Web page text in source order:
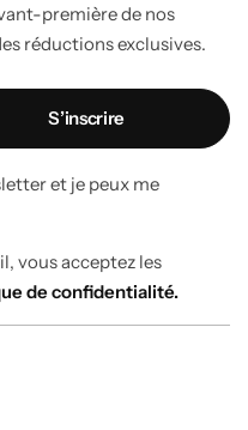
première de nos
réductions exclusives.
et je peux me
vous acceptez les
de confidentialité.